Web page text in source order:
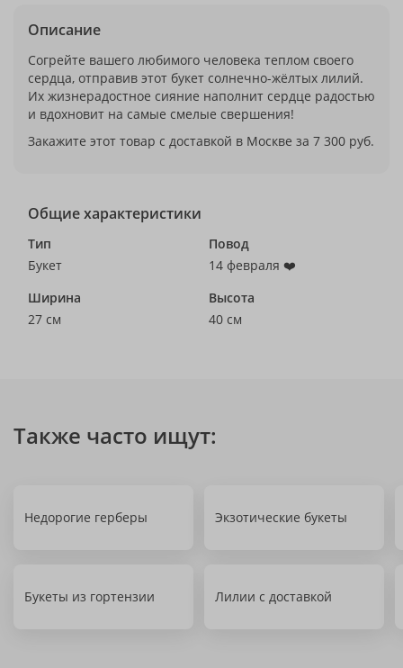
Описание
Согрейте вашего любимого человека теплом своего
сердца, отправив этот букет солнечно-жёлтых лилий.
Их жизнерадостное сияние наполнит сердце радостью
и вдохновит на самые смелые свершения!
Закажите этот товар с доставкой в Москве за 7 300 руб.
Общие характеристики
Тип
Букет
Повод
14 февраля ❤️
Ширина
27 см
Высота
40 см
Также часто ищут:
Недорогие герберы Экзотические букеты
Букеты из гортензии Лилии с доставкой